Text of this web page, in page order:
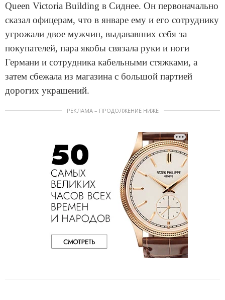
Queen Victoria Building в Сиднее. Он первоначально
сказал офицерам, что в январе ему и его сотруднику
угрожали двое мужчин, выдававших себя за
покупателей, пара якобы связала руки и ноги
Германи и сотрудника кабельными стяжками, а
затем сбежала из магазина с большой партией
дорогих украшений.
РЕКЛАМА – ПРОДОЛЖЕНИЕ НИЖЕ